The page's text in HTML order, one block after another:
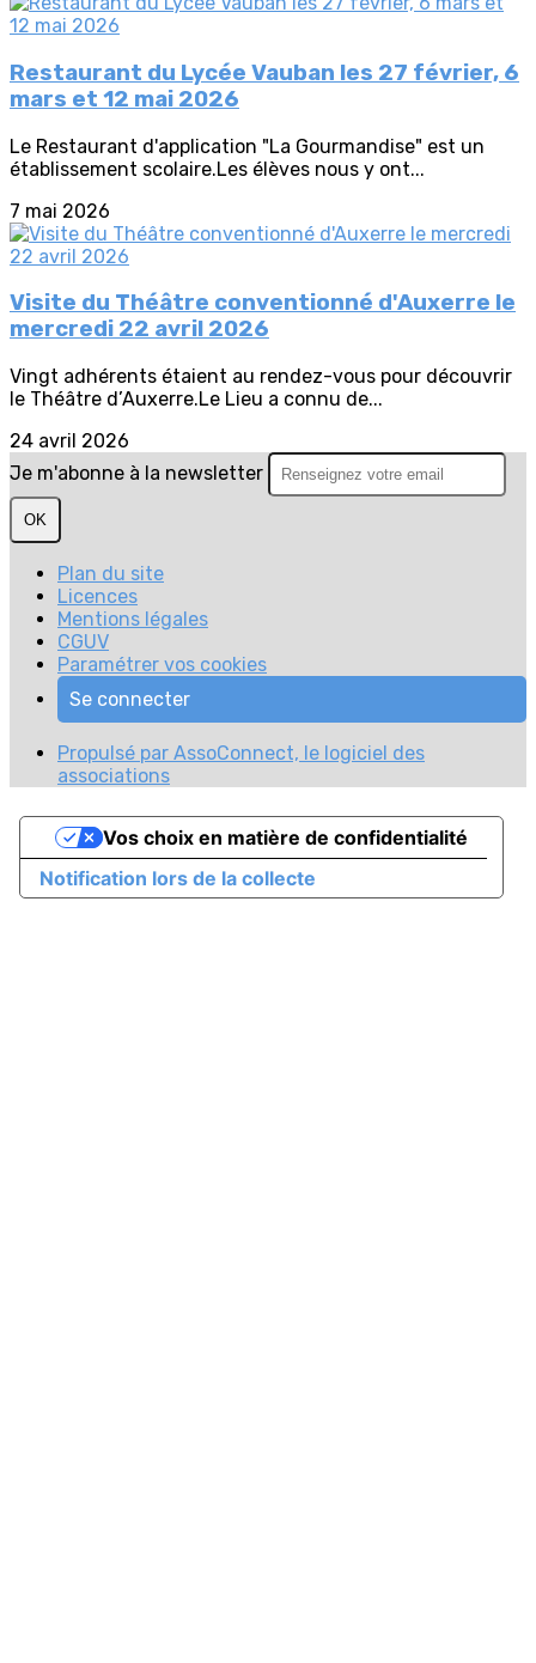
Restaurant du Lycée Vauban les 27 février, 6
mars et 12 mai 2026
Le Restaurant d'application "La Gourmandise" est un
établissement scolaire.Les élèves nous y ont...
7 mai 2026
Visite du Théâtre conventionné d'Auxerre le
mercredi 22 avril 2026
Vingt adhérents étaient au rendez-vous pour découvrir
le Théâtre d’Auxerre.Le Lieu a connu de...
24 avril 2026
Je m'abonne à la newsletter
OK
Plan du site
Licences
Mentions légales
CGUV
Paramétrer vos cookies
Se connecter
Propulsé par AssoConnect, le logiciel des
associations
Notification lors de la collecte
Vos choix en matière de confidentialité